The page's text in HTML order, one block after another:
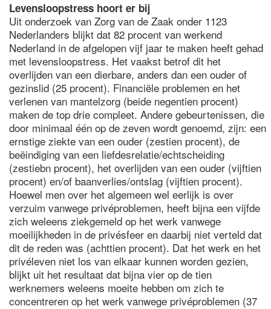
Levensloopstress hoort er bij
Uit onderzoek van Zorg van de Zaak onder 1123
Nederlanders blijkt dat 82 procent van werkend
Nederland in de afgelopen vijf jaar te maken heeft gehad
met levensloopstress. Het vaakst betrof dit het
overlijden van een dierbare, anders dan een ouder of
gezinslid (25 procent). Financiële problemen en het
verlenen van mantelzorg (beide negentien procent)
maken de top drie compleet. Andere gebeurtenissen, die
door minimaal één op de zeven wordt genoemd, zijn: een
ernstige ziekte van een ouder (zestien procent), de
beëindiging van een liefdesrelatie/echtscheiding
(zestiebn procent), het overlijden van een ouder (vijftien
procent) en/of baanverlies/ontslag (vijftien procent).
Hoewel men over het algemeen wel eerlijk is over
verzuim vanwege privéproblemen, heeft bijna een vijfde
zich weleens ziekgemeld op het werk vanwege
moeilijkheden in de privésfeer en daarbij niet verteld dat
dit de reden was (achttien procent). Dat het werk en het
privéleven niet los van elkaar kunnen worden gezien,
blijkt uit het resultaat dat bijna vier op de tien
werknemers weleens moeite hebben om zich te
concentreren op het werk vanwege privéproblemen (37